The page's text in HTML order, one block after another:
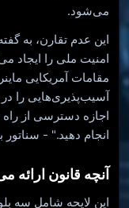
می‌شود.
این عدم تقارن، به
امنیت ملی را ایجاد
مقامات آمریکایی
آسیب‌پذیری‌هایی را
اجازه دسترسی از راه
انجام دهید." - سناتور
آنچه قانون ارائه
این لایحه شامل سه